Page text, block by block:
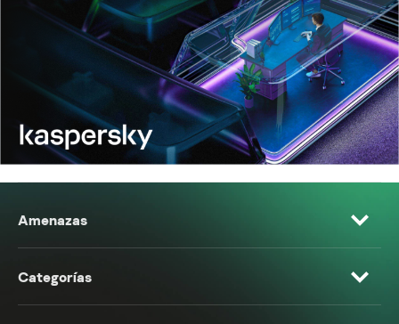
Amenazas
Categorías